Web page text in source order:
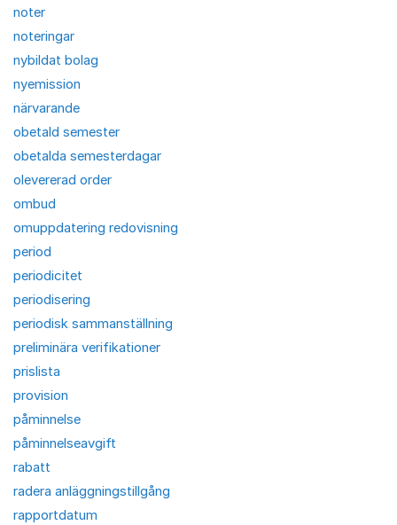
noter
noteringar
nybildat bolag
nyemission
närvarande
obetald semester
obetalda semesterdagar
olevererad order
ombud
omuppdatering redovisning
period
periodicitet
periodisering
periodisk sammanställning
preliminära verifikationer
prislista
provision
påminnelse
påminnelseavgift
rabatt
radera anläggningstillgång
rapportdatum